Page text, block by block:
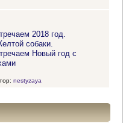
2018 год.
собаки.
Новый год с
nestyzaya